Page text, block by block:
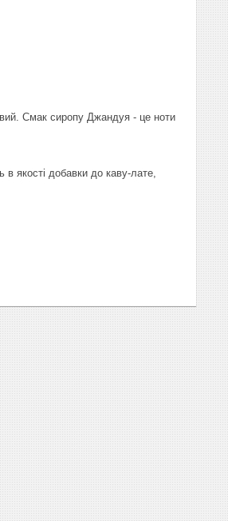
Смак сиропу Джандуя - це ноти
якості добавки до каву-лате,